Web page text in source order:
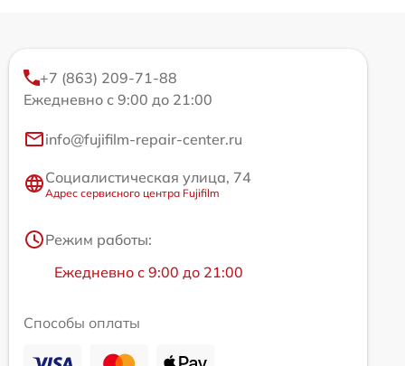
+7 (863) 209-71-88
Ежедневно с 9:00 до 21:00
info@fujifilm-repair-center.ru
Социалистическая улица, 74
Адрес сервисного центра Fujifilm
Режим работы:
Ежедневно с 9:00 до 21:00
Способы оплаты